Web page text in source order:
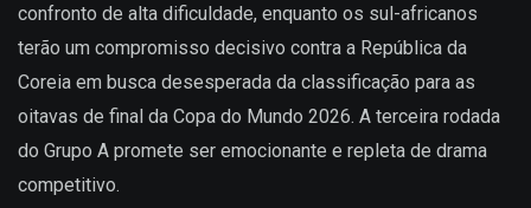
confronto de alta dificuldade, enquanto os sul-africanos
terão um compromisso decisivo contra a República da
Coreia em busca desesperada da classificação para as
oitavas de final da Copa do Mundo 2026. A terceira rodada
do Grupo A promete ser emocionante e repleta de drama
competitivo.